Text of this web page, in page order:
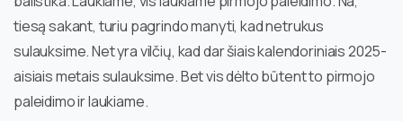
tiesą sakant, turiu pagrindo manyti, kad netrukus
sulauksime. Net yra vilčių, kad dar šiais kalendoriniais 2025-
aisiais metais sulauksime. Bet vis dėlto būtent to pirmojo
paleidimo ir laukiame.